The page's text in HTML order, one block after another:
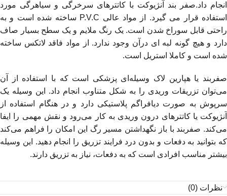
انجام داد.صفر بند آنژیوکت با کاتترهای سرخرگی و سیاهرگی مورد
استفاده قرار می گیرد. از مواد عالی P.V.C ساخته شده است و به
راحتی قابل سوراخ شدن است. یک رنگ ملایم و یک سطح بسیار صاف
دارد و هیچ گونه لبه ای درآن وجود ندارد. از مواد فاقد لاتکس ساخته
شده است و کاملا استریل است.
صفربند یا هپارین لاک وسیله‌ای پزشکی است که با استفاده از آن
می‌توان تزریقات وریدی را به شکل متناوب انجام داد. این وسیله یک
سرپوش به صورت دیافراگم پلاستیکی دارد و در هنگام استفاده از
آنژیوکت یا کاتترهای درون وریدی به کار می‌رود و نقش مهمی را ایفا
می‌کند. صفربند با باز نگهداشتن مسیر رگ این امکان را فراهم می‌کند
که بتوانید به دفعات و بدون درد فرایند تزریق را انجام دهید. این وسیله
بیشتر مناسب افرادی است که به دفعات، نیاز به تزریق دارند.
نظرات (0)